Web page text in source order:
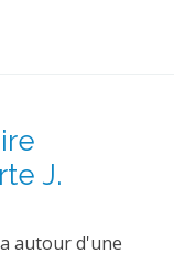
J.
autour d'une